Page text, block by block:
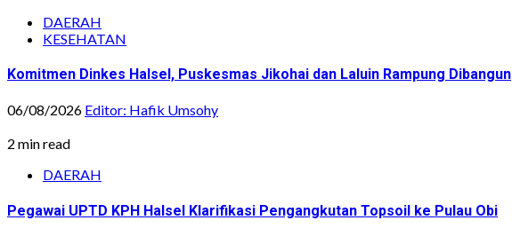
DAERAH
KESEHATAN
Komitmen Dinkes Halsel, Puskesmas Jikohai dan Laluin Rampung Dibangun
06/08/2026 Editor: Hafik Umsohy
2 min read
DAERAH
Pegawai UPTD KPH Halsel Klarifikasi Pengangkutan Topsoil ke Pulau Obi